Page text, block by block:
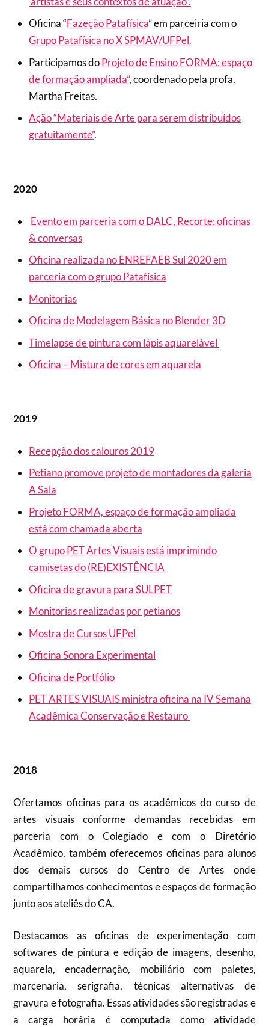
Oficina “Fazeção Patafísica” em parceiria com o
Grupo Patafísica no X SPMAV/UFPel.
Participamos doProjeto de Ensino FORMA: espaço
de formação ampliada”, coordenado pela profa.
Martha Freitas.
Ação “Materiais de Arte para serem distribuídos
gratuitamente”.
2020
Evento em parceria com o DALC, Recorte: oficinas
& conversas
Oficina realizada no ENREFAEB Sul 2020 em
parceria com o grupo Patafísica
Monitorias
Oficina de Modelagem Básica no Blender 3D
Timelapse de pintura com lápis aquarelável
Oficina – Mistura de cores em aquarela
2019
Recepção dos calouros 2019
Petiano promove projeto de montadores da galeria
A Sala
Projeto FORMA, espaço de formação ampliada
está com chamada aberta
O grupo PET Artes Visuais está imprimindo
camisetas do (RE)EXISTÊNCIA
Oficina de gravura para SULPET
Monitorias realizadas por petianos
Mostra de Cursos UFPel
Oficina Sonora Experimental
Oficina de Portfólio
PET ARTES VISUAIS ministra oficina na IV Semana
Acadêmica Conservação e Restauro
2018
Ofertamos oficinas para os acadêmicos do curso de
artes visuais conforme demandas recebidas em
parceria com o Colegiado e com o Diretório
Acadêmico, também oferecemos oficinas para alunos
dos demais cursos do Centro de Artes onde
compartilhamos conhecimentos e espaços de formação
junto aos ateliês do CA.
Destacamos as oficinas de experimentação com
softwares de pintura e edição de imagens, desenho,
aquarela, encadernação, mobiliário com paletes,
marcenaria, serigrafia, técnicas alternativas de
gravura e fotografia. Essas atividades são registradas e
a carga horária é computada como atividade